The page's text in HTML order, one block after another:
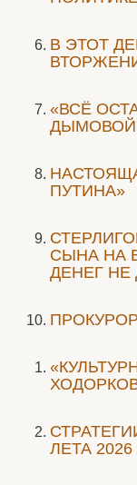
В ЭТОТ
«ВСЁ
ДЫМОВОЙ
ПУТИНА»
СЫНА НА
ДЕНЕГ НЕ
ЛЕТА